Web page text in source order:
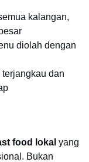
kalangan,
diolah dengan
terjangkau dan
food lokal yang
Bukan